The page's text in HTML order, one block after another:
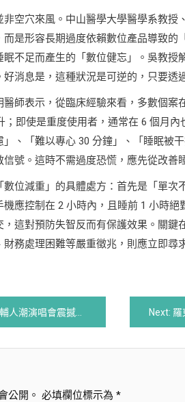
空穴來風。中山醫學大學醫學系教授
而是形容長期過度依賴數位產品導致
不足而產生的「數位健忘」。吳教授
消息是，這種狀況是可逆的，只要透
師表示，從臨床經驗來看，多數個
即使是重度使用者，通常在 6 個月
、「難以專心 30 分鐘」、「睡眠被
號。這時不需過度恐慌，應先從改善
位減重」的具體處方：首先是「單次
應控制在 2 小時內，且睡前 1 小時
這對預防失智反而有保護效果。關
務處理困難等嚴重徵兆，則應立即尋
潮演唱會震撼全場 Next: 羅
公開。 必填欄位標示為 *